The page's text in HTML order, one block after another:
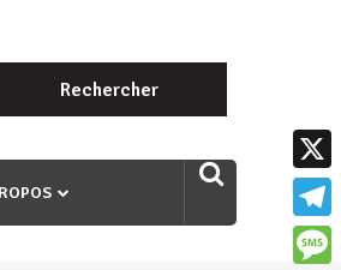
iki kibazo : Uriko ukora iki kugira ngo
Rechercher :
X